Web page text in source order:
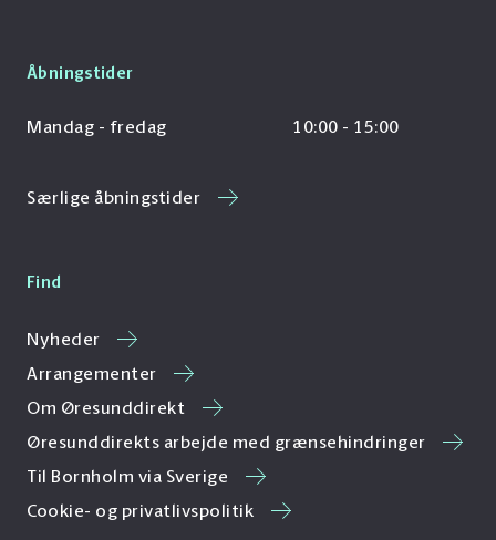
Åbningstider
Mandag - fredag 10:00 - 15:00
Særlige åbningstider
Find
Nyheder
Arrangementer
Om Øresunddirekt
Øresunddirekts arbejde med grænsehindringer
Til Bornholm via Sverige
Cookie- og privatlivspolitik